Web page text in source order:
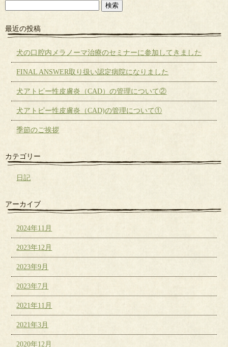
最近の投稿
犬の口腔内メラノーマ治療のセミナーに参加してきました
FINAL ANSWER取り扱い認定病院になりました
犬アトピー性皮膚炎（CAD）の管理について②
犬アトピー性皮膚炎（CAD)の管理について①
季節のご挨拶
カテゴリー
日記
アーカイブ
2024年11月
2023年12月
2023年9月
2023年7月
2021年11月
2021年3月
2020年12月